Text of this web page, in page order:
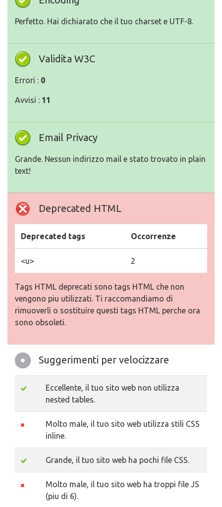
Perfetto. Hai dichiarato che il tuo charset e UTF-8.
Validita W3C
Errori : 0
Avvisi : 11
Email Privacy
Grande. Nessun indirizzo mail e stato trovato in plain
text!
Deprecated HTML
Deprecated tags Occorrenze
<u> 2
Tags HTML deprecati sono tags HTML che non
vengono piu utilizzati. Ti raccomandiamo di
rimuoverli o sostituire questi tags HTML perche ora
sono obsoleti.
Suggerimenti per velocizzare
Eccellente, il tuo sito web non utilizza
nested tables.
Molto male, il tuo sito web utilizza stili CSS
inline.
Grande, il tuo sito web ha pochi file CSS.
Molto male, il tuo sito web ha troppi file JS
(piu di 6).